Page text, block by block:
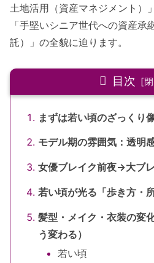
土地活用（資産マネジメント）」
「手堅いシニア世代への資産
託）」の全貌に迫ります。
目次
まずは若い頃のざっくり
モデル期の雰囲気：透明
女優ブレイク前夜→大ブ
若い頃が光る「歩き方・
髪型・メイク・衣装の変
う変わる）
若い頃